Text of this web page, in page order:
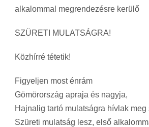
alkalommal megrendezésre kerülő
SZÜRETI MULATSÁGRA!
Közhírré tétetik!
Figyeljen most énrám
Gömörország apraja és nagyja,
Hajnalig tartó mulatságra hívlak meg
Szüreti mulatság lesz, első